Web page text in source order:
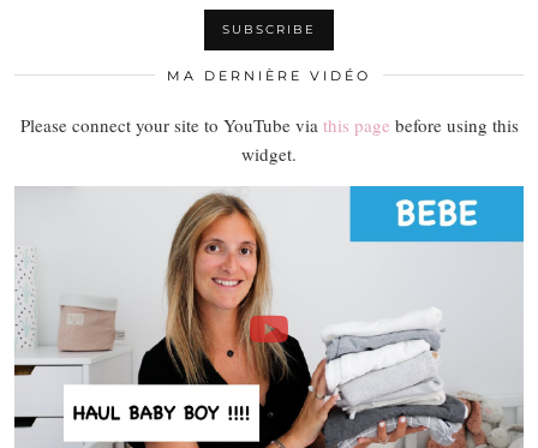
MA DERNIÈRE VIDÉO
Please connect your site to YouTube via this page before using this
widget.